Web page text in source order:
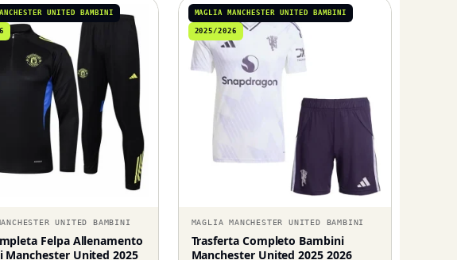
UNITED BAMBINI
UNITED BAMBINI
Felpa Allenamento
Manchester United 2025
MAGLIA MANCHESTER UNITED BAMBINI
2025/2026
MAGLIA MANCHESTER UNITED BAMBINI
Trasferta Completo Bambini
Manchester United 2025 2026